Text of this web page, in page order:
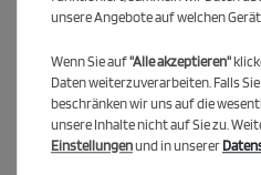
Außeneinsatz
Haus und bei gutem Wetter auch
zuverlässige Qualität für
Ergonomische
unsere Angebote auf welchen
Wenn Sie auf"Alle akzeptieren"
Daten weiterzuverarbeiten. Falls
beschränken wir uns auf die
unsere Inhalte nicht auf Sie zu.
Einstellungenund in unserer